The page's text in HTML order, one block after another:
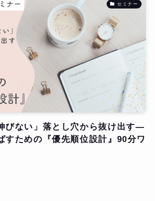
セミナー
びない」落とし穴から抜け出す—
すための『優先順位設計』90分ワ